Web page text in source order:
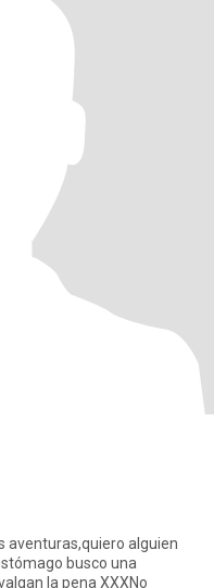
aventuras,quiero alguien
busco una
pena XXXNo